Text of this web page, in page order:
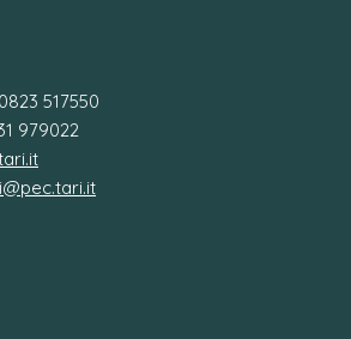
517550
979022